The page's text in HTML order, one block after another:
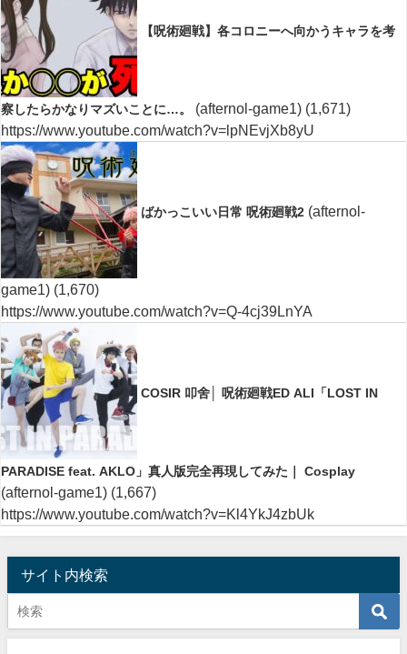
【呪術廻戦】各コロニーへ向かうキャラを考
察したらかなりマズいことに…。 (afternol-game1) (1,671)
https://www.youtube.com/watch?v=lpNEvjXb8yU
ばかっこいい日常 呪術廻戦2 (afternol-
game1) (1,670)
https://www.youtube.com/watch?v=Q-4cj39LnYA
COSIR 叩舍│ 呪術廻戦ED ALI「LOST IN
PARADISE feat. AKLO」真人版完全再現してみた｜ Cosplay
(afternol-game1) (1,667)
https://www.youtube.com/watch?v=Kl4YkJ4zbUk
サイト内検索